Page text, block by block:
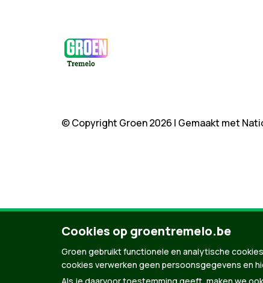
© Copyright Groen 2026 | Gemaakt met
Cookies op groentremelo.be
Groen gebruikt functionele en analytische
cookies verwerken geen persoonsgegevens en